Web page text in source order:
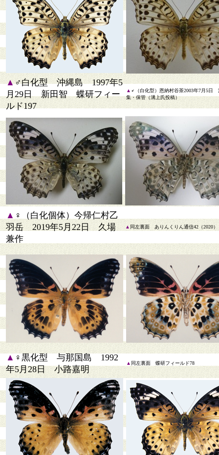
▲♂白化型 沖縄島 1997年5
月29日 新田智 蝶研フィー
ルド197
▲ ♂（白化型）恩納村谷茶2003年7月5日
集・保管（溝上氏投稿）
▲ ♀（白化個体）今帰仁村乙
羽岳 2019年5月22日 久場
兼作
▲同左裏面 ありんくりん通信42（2020）
▲ ♀黒化型 与那国島 1992
年5月28日 小路嘉明
▲ 同左裏面 蝶研フィールド78